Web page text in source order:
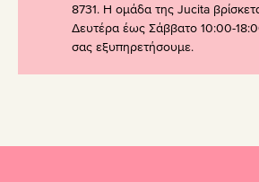
8731. Η ομάδα της Jucita
Δευτέρα έως Σάββατο 10:00-
σας εξυπηρετήσουμε.